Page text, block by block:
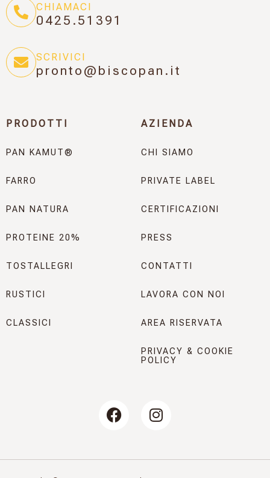
CHIAMACI
0425.51391
SCRIVICI
pronto@biscopan.it
PRODOTTI
PAN KAMUT®
FARRO
PAN NATURA
PROTEINE 20%
TOSTALLEGRI
RUSTICI
CLASSICI
AZIENDA
CHI SIAMO
PRIVATE LABEL
CERTIFICAZIONI
PRESS
CONTATTI
LAVORA CON NOI
AREA RISERVATA
PRIVACY & COOKIE
POLICY